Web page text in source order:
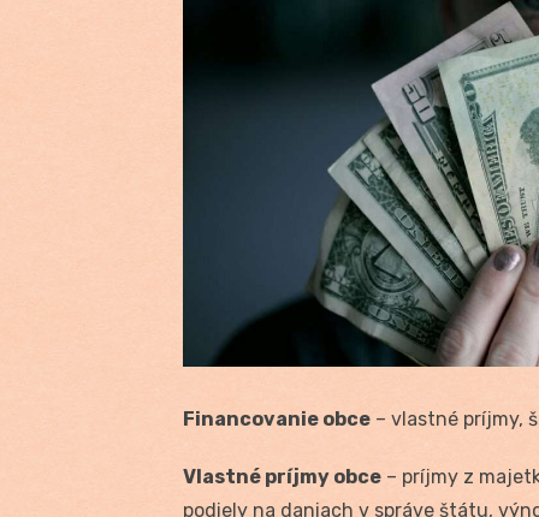
Financovanie obce – vlastné príjmy,
Vlastné príjmy obce – príjmy z
podiely na daniach v správe štátu,